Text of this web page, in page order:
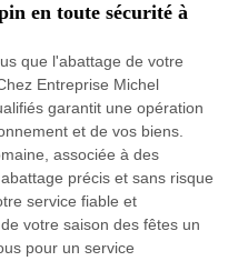
en toute sécurité à
que l'abattage de votre
Entreprise Michel
garantit une opération
et de vos biens.
associée à des
précis et sans risque
service fiable et
votre saison des fêtes un
pour un service